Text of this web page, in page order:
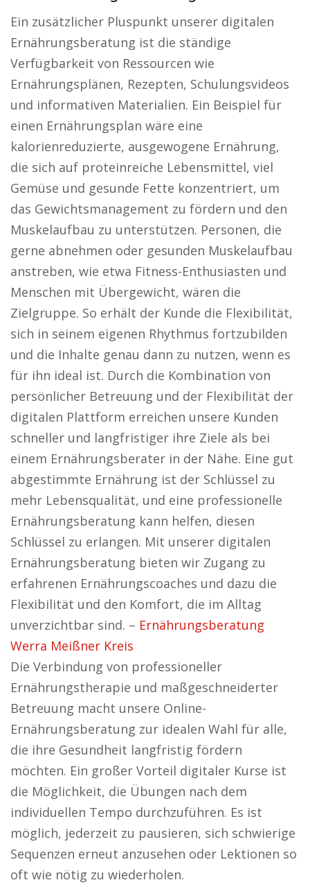
Ein zusätzlicher Pluspunkt unserer digitalen
Ernährungsberatung ist die ständige
Verfügbarkeit von Ressourcen wie
Ernährungsplänen, Rezepten, Schulungsvideos
und informativen Materialien. Ein Beispiel für
einen Ernährungsplan wäre eine
kalorienreduzierte, ausgewogene Ernährung,
die sich auf proteinreiche Lebensmittel, viel
Gemüse und gesunde Fette konzentriert, um
das Gewichtsmanagement zu fördern und den
Muskelaufbau zu unterstützen. Personen, die
gerne abnehmen oder gesunden Muskelaufbau
anstreben, wie etwa Fitness-Enthusiasten und
Menschen mit Übergewicht, wären die
Zielgruppe. So erhält der Kunde die Flexibilität,
sich in seinem eigenen Rhythmus fortzubilden
und die Inhalte genau dann zu nutzen, wenn es
für ihn ideal ist. Durch die Kombination von
persönlicher Betreuung und der Flexibilität der
digitalen Plattform erreichen unsere Kunden
schneller und langfristiger ihre Ziele als bei
einem Ernährungsberater in der Nähe. Eine gut
abgestimmte Ernährung ist der Schlüssel zu
mehr Lebensqualität, und eine professionelle
Ernährungsberatung kann helfen, diesen
Schlüssel zu erlangen. Mit unserer digitalen
Ernährungsberatung bieten wir Zugang zu
erfahrenen Ernährungscoaches und dazu die
Flexibilität und den Komfort, die im Alltag
unverzichtbar sind. – Ernährungsberatung
Werra Meißner Kreis
Die Verbindung von professioneller
Ernährungstherapie und maßgeschneiderter
Betreuung macht unsere Online-
Ernährungsberatung zur idealen Wahl für alle,
die ihre Gesundheit langfristig fördern
möchten. Ein großer Vorteil digitaler Kurse ist
die Möglichkeit, die Übungen nach dem
individuellen Tempo durchzuführen. Es ist
möglich, jederzeit zu pausieren, sich schwierige
Sequenzen erneut anzusehen oder Lektionen so
oft wie nötig zu wiederholen.